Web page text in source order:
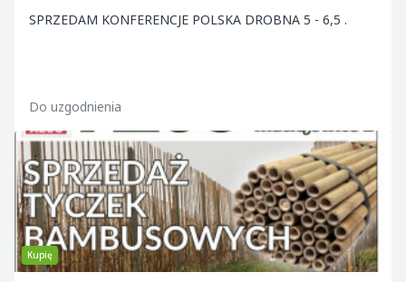
SPRZEDAM KONFERENCJE POLSKA DROBNA 5 - 6,5 .
Do uzgodnienia
Kupię